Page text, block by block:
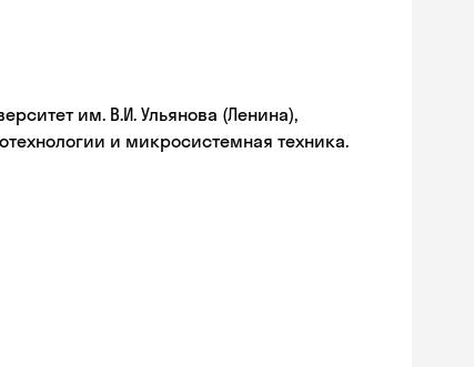
им. В.И. Ульянова (Ленина),
и микросистемная техника.